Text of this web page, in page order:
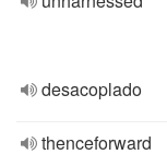
desacoplado
thenceforward